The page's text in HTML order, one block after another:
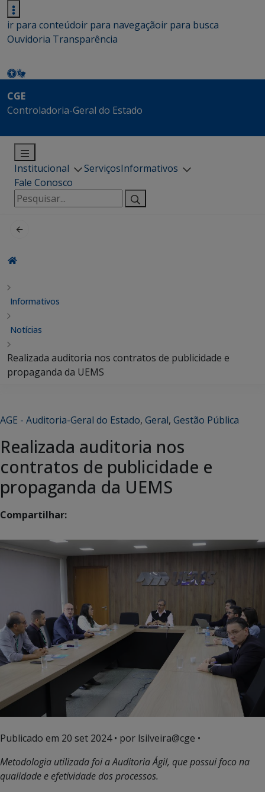
ir para conteúdoir para navegaçãoir para busca
Ouvidoria Transparência
CGE
Controladoria-Geral do Estado
Institucional ServiçosInformativos
Fale Conosco
Pesquisar
por:
Informativos
Notícias
Realizada auditoria nos contratos de publicidade e
propaganda da UEMS
AGE - Auditoria-Geral do Estado, Geral, Gestão Pública
Realizada auditoria nos
contratos de publicidade e
propaganda da UEMS
Compartilhar:
Publicado em 20 set 2024• por lsilveira@cge •
Metodologia utilizada foi a Auditoria Ágil, que possui foco na
qualidade e efetividade dos processos.